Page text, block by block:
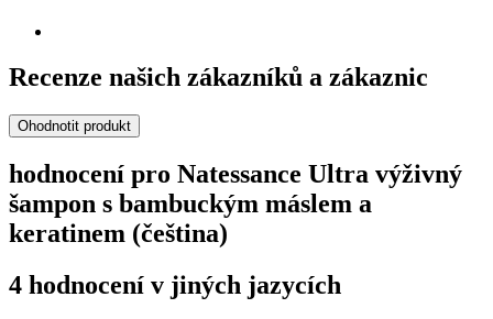
Recenze našich zákazníků a zákaznic
Ohodnotit produkt
hodnocení pro Natessance Ultra výživný
šampon s bambuckým máslem a
keratinem (čeština)
4 hodnocení v jiných jazycích